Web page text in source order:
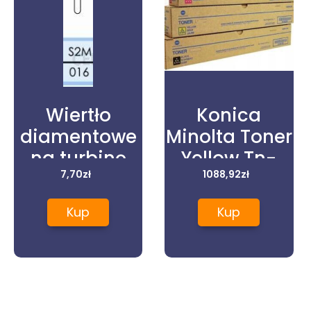
Wiertło
diamentowe
na turbinę
prod.
szwajcarskiej
S2M
7,70zł
Kup
Konica
Minolta Toner
Yellow Tn-
627Y, Tn627Y,
Acvv250
(TN627Y)
1088,92zł
Kup